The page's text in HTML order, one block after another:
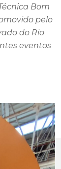
Bom
pelo
do Rio
eventos